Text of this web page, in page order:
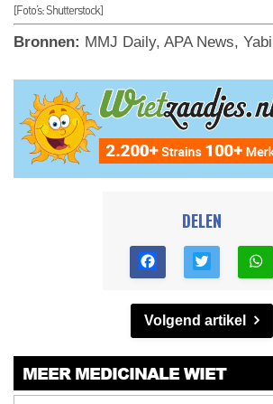
[Foto’s: Shutterstock]
Bronnen: MMJ Daily, APA News,
DELEN
Volgend artikel
MEER MEDICINALE WIET